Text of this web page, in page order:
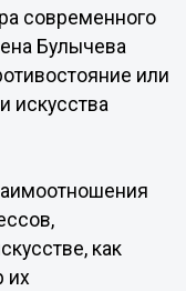
современного
Булычева
или
искусства
как
их